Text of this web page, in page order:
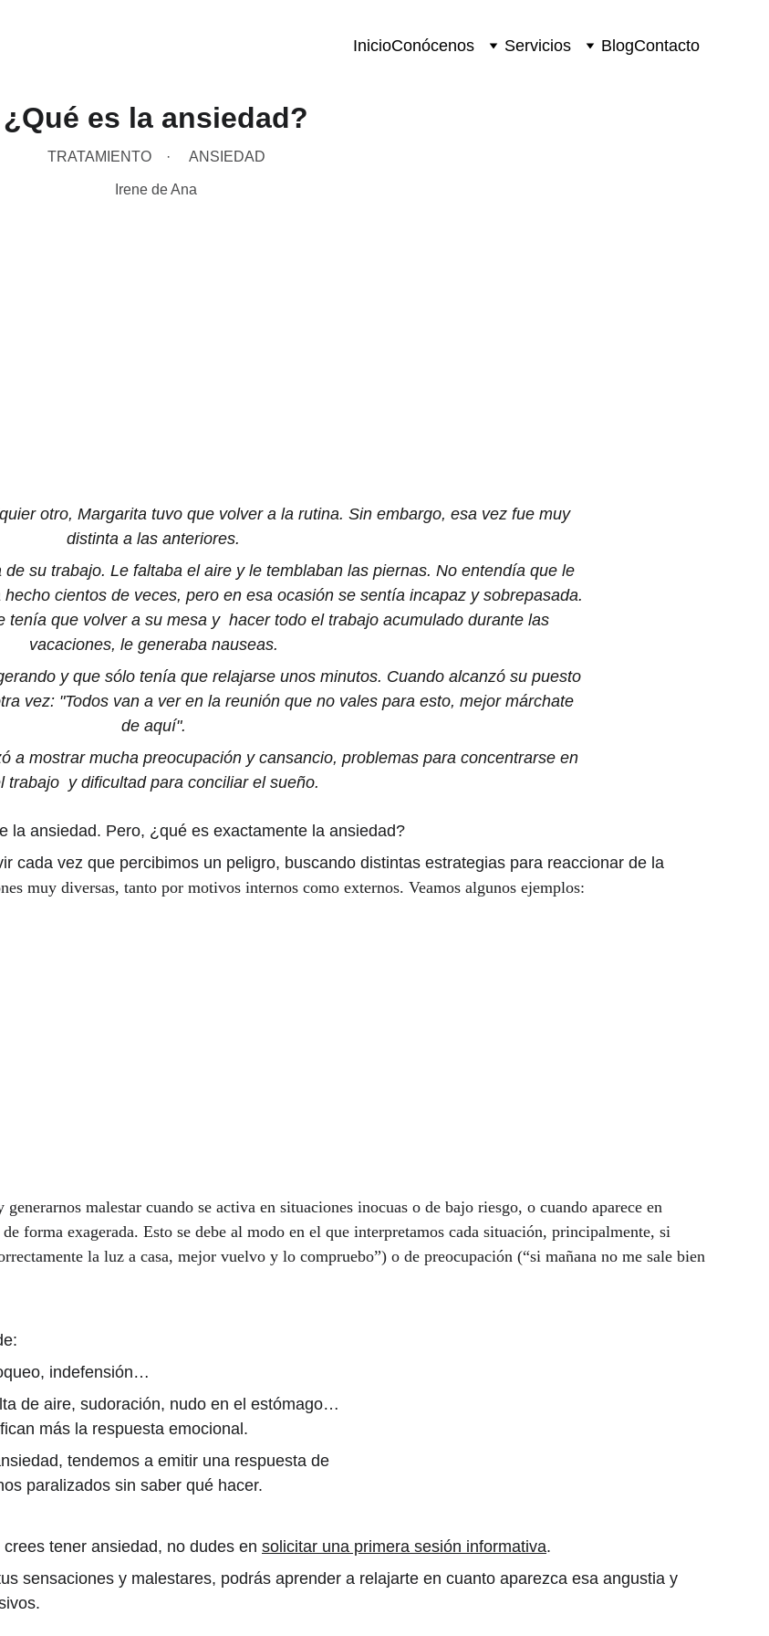
InicioConócenos Servicios BlogContacto
¿Qué es la ansiedad?
TRATAMIENTO ANSIEDAD
Irene de Ana
otro, Margarita tuvo que volver a la rutina. Sin embargo, esa vez fue muy
distinta a las anteriores.
su trabajo. Le faltaba el aire y le temblaban las piernas. No entendía que le
cientos de veces, pero en esa ocasión se sentía incapaz y sobrepasada.
tenía que volver a su mesa y  hacer todo el trabajo acumulado durante las
vacaciones, le generaba nauseas.
y que sólo tenía que relajarse unos minutos. Cuando alcanzó su puesto
vez: "Todos van a ver en la reunión que no vales para esto, mejor márchate
de aquí".
a mostrar mucha preocupación y cansancio, problemas para concentrarse en
trabajo  y dificultad para conciliar el sueño.
la ansiedad. Pero, ¿qué es exactamente la ansiedad?
cada vez que percibimos un peligro, buscando distintas estrategias para reaccionar de la
muy diversas, tanto por motivos internos como externos. Veamos algunos ejemplos:
indefensión…
de aire, sudoración, nudo en el estómago…
más la respuesta emocional.
tendemos a emitir una respuesta de
paralizados sin saber qué hacer.
generarnos malestar cuando se activa en situaciones inocuas o de bajo riesgo, o cuando aparece en
forma exagerada. Esto se debe al modo en el que interpretamos cada situación, principalmente, si
la luz a casa, mejor vuelvo y lo compruebo”) o de preocupación (“si mañana no me sale bien
tener ansiedad, no dudes en solicitar una primera sesión informativa.
sensaciones y malestares, podrás aprender a relajarte en cuanto aparezca esa angustia y